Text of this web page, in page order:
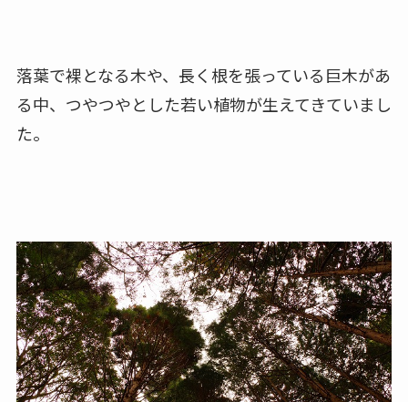
落葉で裸となる木や、長く根を張っている巨木があ
る中、つやつやとした若い植物が生えてきていまし
た。